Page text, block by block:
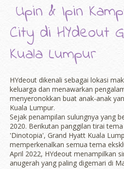
Upin & Ipin
City di HYdeout
Kuala Lumpur
HYdeout dikenali sebagai lokasi
keluarga dan menawarkan
menyeronokkan buat anak-anak
Kuala Lumpur.
Sejak penampilan sulungnya yang
2020. Berikutan panggilan tirai
'Dinotopia', Grand Hyatt Kuala
memperkenalkan semua tema
April 2022, HYdeout menampilkan
anugerah yang paling digemari di